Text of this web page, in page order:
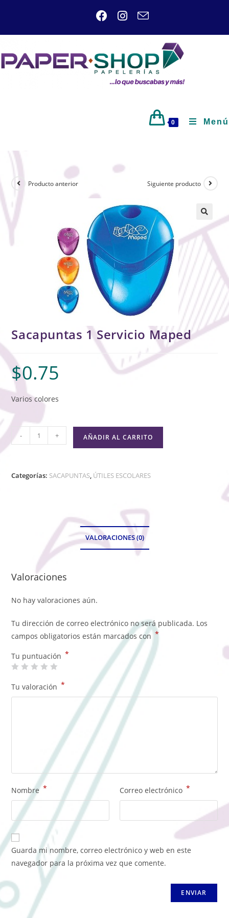
0 Menú
Producto anterior Siguiente producto
🔍
Sacapuntas 1 Servicio Maped
$0.75
Varios colores
- + AÑADIR AL CARRITO
Categorías: SACAPUNTAS, ÚTILES ESCOLARES
VALORACIONES (0)
Valoraciones
No hay valoraciones aún.
Tu dirección de correo electrónico no será publicada. Los
campos obligatorios están marcados con *
Tu puntuación *
Tu valoración *
Nombre * Correo electrónico *
Guarda mi nombre, correo electrónico y web en este
navegador para la próxima vez que comente.